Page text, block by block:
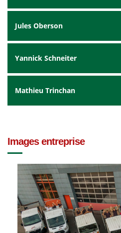
Jules Oberson
Yannick Schneiter
Mathieu Trinchan
Images entreprise